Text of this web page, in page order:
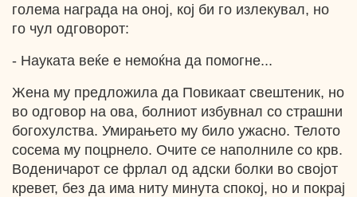
голема награда на оној, кој би го излекувал, но
го чул одговорот:
- Науката веќе е немоќна да помогне...
Жена му предложила да Повикаат свештеник, но
во одговор на ова, болниот избувнал со страшни
богохулства. Умирањето му било ужасно. Телото
сосема му поцрнело. Очите се наполниле со крв.
Воденичарот се фрлал од адски болки во својот
кревет, без да има ниту минута спокој, но и покрај